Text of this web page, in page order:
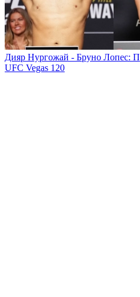
Дияр Нургожай - Бруно Лопес:
UFC Vegas 120